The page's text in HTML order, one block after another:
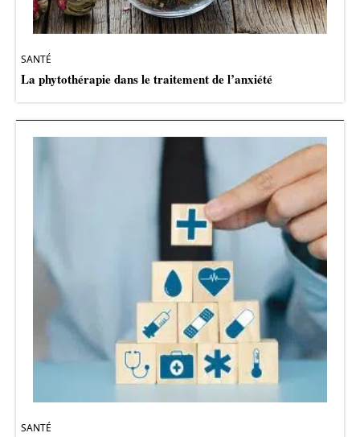
SANTÉ
La phytothérapie dans le traitement de l’anxiété
SANTÉ